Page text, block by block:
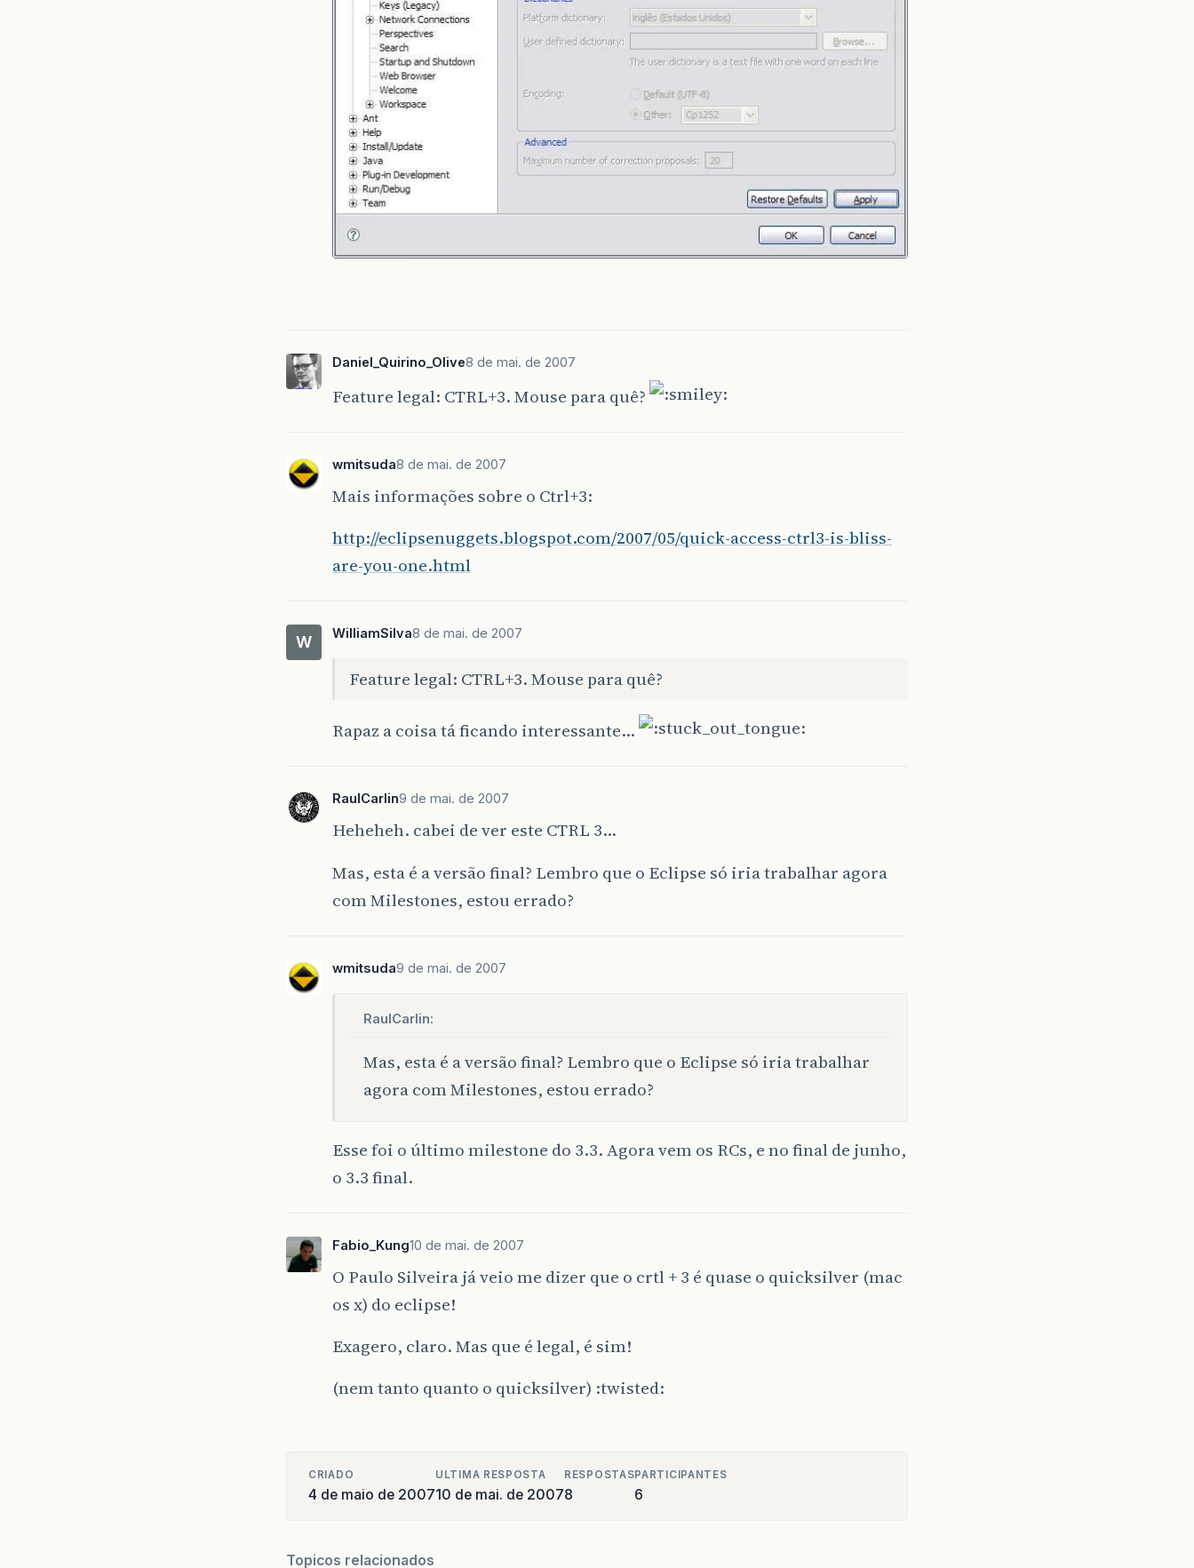
Daniel_Quirino_Olive8 de mai. de 2007
Feature legal: CTRL+3. Mouse para quê?
wmitsuda8 de mai. de 2007
Mais informações sobre o Ctrl+3:
http://eclipsenuggets.blogspot.com/2007/05/quick-access-ctrl3-is-bliss-
are-you-one.html
W WilliamSilva8 de mai. de 2007
Feature legal: CTRL+3. Mouse para quê?
Rapaz a coisa tá ficando interessante…
RaulCarlin9 de mai. de 2007
Heheheh. cabei de ver este CTRL 3…
Mas, esta é a versão final? Lembro que o Eclipse só iria trabalhar agora
com Milestones, estou errado?
wmitsuda9 de mai. de 2007
RaulCarlin:
Mas, esta é a versão final? Lembro que o Eclipse só iria trabalhar
agora com Milestones, estou errado?
Esse foi o último milestone do 3.3. Agora vem os RCs, e no final de junho,
o 3.3 final.
Fabio_Kung10 de mai. de 2007
O Paulo Silveira já veio me dizer que o crtl + 3 é quase o quicksilver (mac
os x) do eclipse!
Exagero, claro. Mas que é legal, é sim!
(nem tanto quanto o quicksilver) :twisted:
CRIADO
4 de maio de 2007
ULTIMA RESPOSTA
10 de mai. de 2007
RESPOSTAS
8
PARTICIPANTES
6
Topicos relacionados